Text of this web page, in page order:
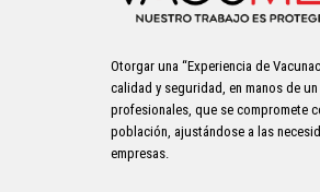
Otorgar una “Experiencia de
calidad y seguridad, en manos de
profesionales, que se compromete
población, ajustándose a las
empresas.